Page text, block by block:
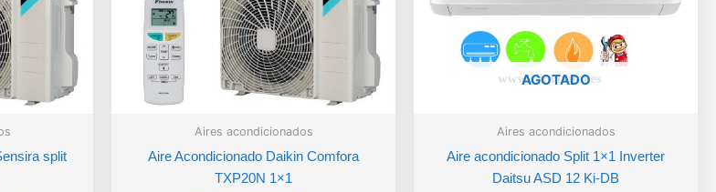
split
Aires acondicionados
Aire Acondicionado Daikin Comfora
TXP20N 1×1
AGOTADO
Aires acondicionados
Aire acondicionado Split 1×1 Inverter
Daitsu ASD 12 Ki-DB